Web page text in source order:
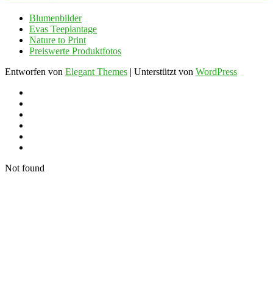
Blumenbilder
Evas Teeplantage
Nature to Print
Preiswerte Produktfotos
Entworfen von Elegant Themes | Unterstützt von WordPress
Not found